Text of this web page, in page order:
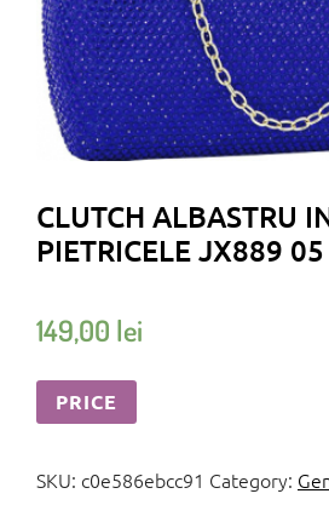
CLUTCH ALBASTRU
PIETRICELE JX889 05
149,00 lei
PRICE
SKU: c0e586ebcc91 Category: